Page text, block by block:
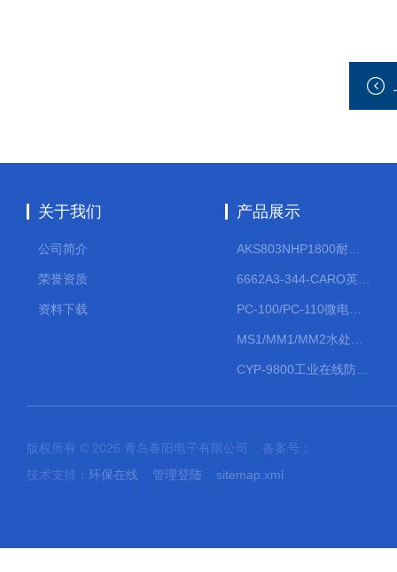
关于我们
公司简介
荣誉资质
资料下载
产品展示
版权所有 © 2026 青岛春阳电子有限公司 备案号：
技术支持： 环保在线 管理登陆 sitemap.xml